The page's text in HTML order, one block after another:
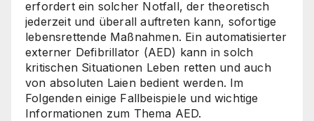
erfordert ein solcher Notfall, der theoretisch
jederzeit und überall auftreten kann, sofortige
lebensrettende Maßnahmen. Ein automatisierter
externer Defibrillator (AED) kann in solch
kritischen Situationen Leben retten und auch
von absoluten Laien bedient werden. Im
Folgenden einige Fallbeispiele und wichtige
Informationen zum Thema AED.